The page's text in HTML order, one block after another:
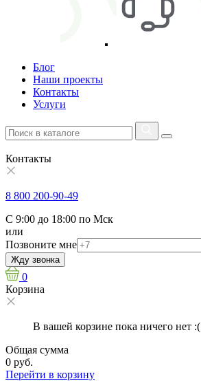
Блог
Наши проекты
Контакты
Услуги
Контакты
8 800 200-90-49
С 9:00 до 18:00 по Мск
или
Позвоните мне
Жду звонка
0
Корзина
В вашей корзине пока ничего нет :(
Общая сумма
0 руб.
Перейти в корзину